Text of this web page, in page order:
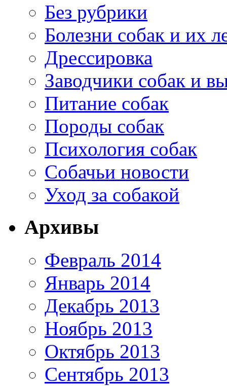
Без рубрики
Болезни собак и их
Дрессировка
Заводчики собак и
Питание собак
Породы собак
Психология собак
Собачьи новости
Уход за собакой
Архивы
Февраль 2014
Январь 2014
Декабрь 2013
Ноябрь 2013
Октябрь 2013
Сентябрь 2013